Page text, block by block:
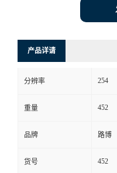
联
系
方
式
产品详请
分辨率 254
重量 452
品牌 路博
货号 452